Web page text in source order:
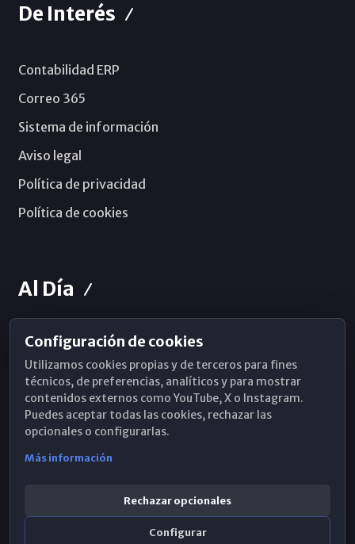
De Interés
Contabilidad ERP
Correo 365
Sistema de información
Aviso legal
Política de privacidad
Política de cookies
Al Día
Horarios de Misa
Hemeroteca
WhatsApp
Configuración de cookies
Utilizamos cookies propias y de terceros para fines
técnicos, de preferencias, analíticos y para mostrar
contenidos externos como YouTube, X o Instagram.
Puedes aceptar todas las cookies, rechazar las
opcionales o configurarlas.
Más información
Rechazar opcionales
Configurar